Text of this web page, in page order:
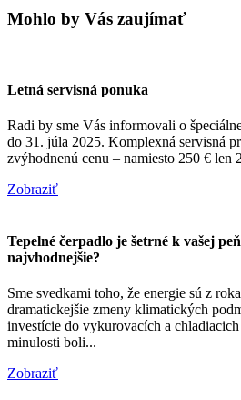
Mohlo by Vás zaujímať
Letná servisná ponuka
Radi by sme Vás informovali o
do 31. júla 2025. Komplexná servisná
zvýhodnenú cenu – namiesto 250 € len
Zobraziť
Tepelné čerpadlo je šetrné k vašej
najvhodnejšie?
Sme svedkami toho, že energie sú z
dramatickejšie zmeny klimatických
investície do vykurovacích a
minulosti boli...
Zobraziť